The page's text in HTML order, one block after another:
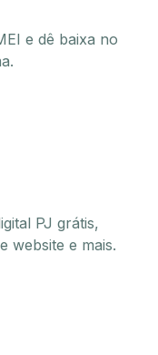
e dê baixa no
PJ grátis,
website e mais.